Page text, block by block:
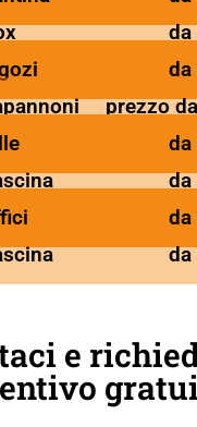
da
da
prezzo
da
da
da
da
e